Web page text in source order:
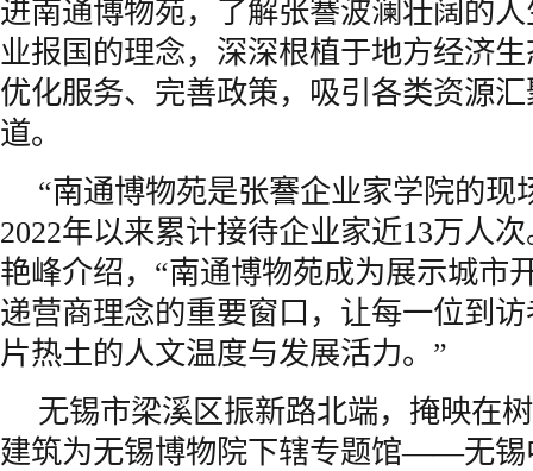
进南通博物苑，了解张謇波澜壮阔的
业报国的理念，深深根植于地方经济
优化服务、完善政策，吸引各类资源
道。
“南通博物苑是张謇企业家学院的现
2022年以来累计接待企业家近13万人
艳峰介绍，“南通博物苑成为展示城市
递营商理念的重要窗口，让每一位到
片热土的人文温度与发展活力。”
无锡市梁溪区振新路北端，掩映在
建筑为无锡博物院下辖专题馆——无锡